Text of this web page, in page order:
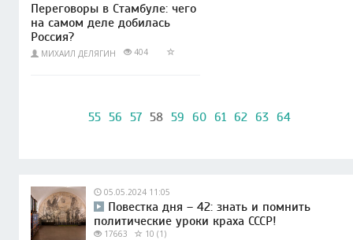
Переговоры в Стамбуле: чего
на самом деле добилась
Россия?
МИХАИЛ ДЕЛЯГИН 404
55 56 57 58 59 60 61 62 63 64
05.05.2024 11:05
Повестка дня – 42: знать и помнить
политические уроки краха СССР!
17663 10 (1)